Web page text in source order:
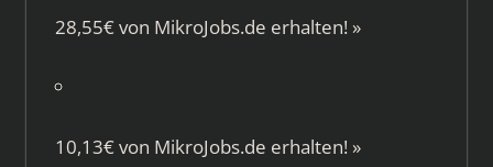
28,55€ von MikroJobs.de erhalten! »
10,13€ von MikroJobs.de erhalten! »